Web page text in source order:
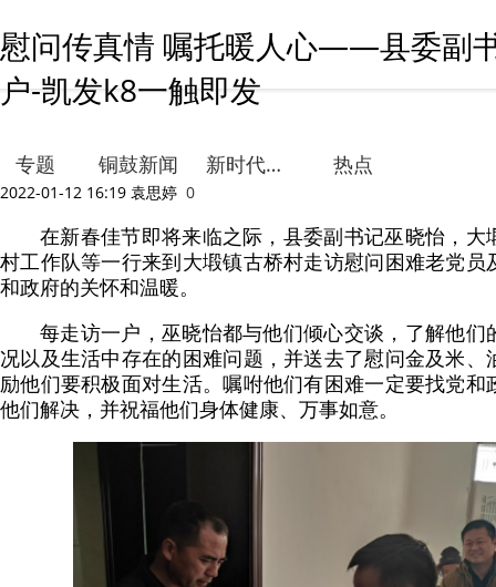
慰问传真情 嘱托暖人心——县委副
户-凯发k8一触即发
专题 铜鼓新闻 新时代文明实践 热点
2022-01-12 16:19 袁思婷 0
在新春佳节即将来临之际，县委副书记巫晓怡，大
村工作队等一行来到大塅镇古桥村走访慰问困难老党员
和政府的关怀和温暖。
每走访一户，巫晓怡都与他们倾心交谈，了解他们
况以及生活中存在的困难问题，并送去了慰问金及米、
励他们要积极面对生活。嘱咐他们有困难一定要找党和
他们解决，并祝福他们身体健康、万事如意。